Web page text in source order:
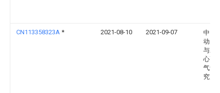
CN113358323A * 2021-08-10 2021-09-07
中国
动力
与发
心高
气动
究所